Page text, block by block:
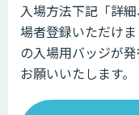
入場方法下記「詳
場者登録いただけ
の入場用バッジが
お願いいたします。